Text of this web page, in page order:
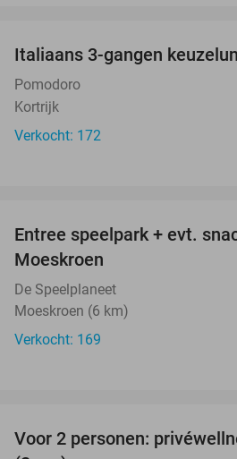
Italiaans 3-gangen
Pomodoro
Kortrijk
Verkocht: 172
Entree speelpark + evt.
Moeskroen
De Speelplaneet
Moeskroen (6 km)
Verkocht: 169
Voor 2 personen: